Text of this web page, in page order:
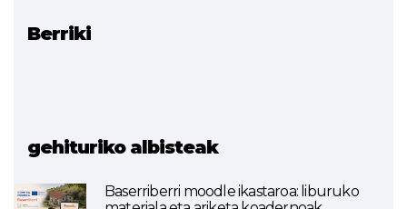
Berriki
gehituriko albisteak
Baserriberri moodle ikastaroa: liburuko